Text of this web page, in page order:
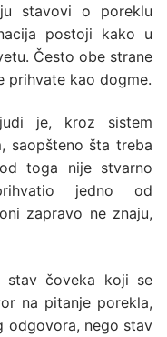
stavovi o poreklu
postoji kako u
Često obe strane
prihvate kao dogme.
je, kroz sistem
saopšteno šta treba
toga nije stvarno
jedno od
zapravo ne znaju,
stav čoveka koji se
na pitanje porekla,
odgovora, nego stav